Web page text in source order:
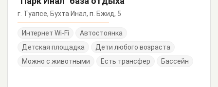
г. Туапсе, Бухта Инал, п. Бжид, 5
Интернет Wi-Fi
Автостоянка
Детская площадка
Дети любого возраста
Можно с животными
Есть трансфер Бассейн